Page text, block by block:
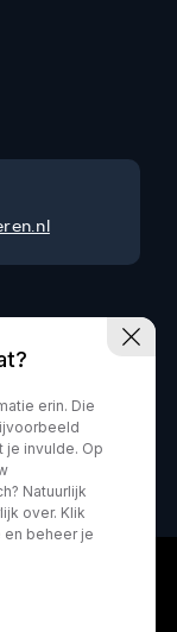
erin. Die
je invulde. Op
Natuurlijk
over. Klik
en beheer je